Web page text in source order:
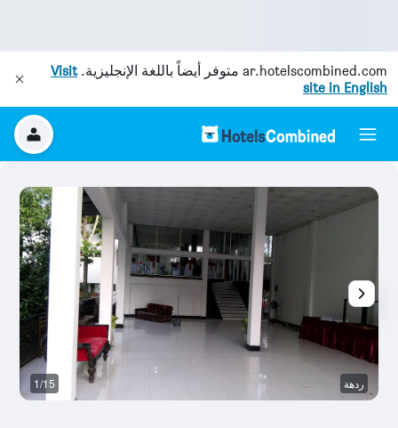
ar.hotelscombined.com متوفر أيضاً باللغة الإنجليزية.Visit
site in English
ردهة 1/15